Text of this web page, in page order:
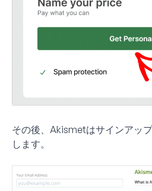
その後、Akismetはサインアッ
します。